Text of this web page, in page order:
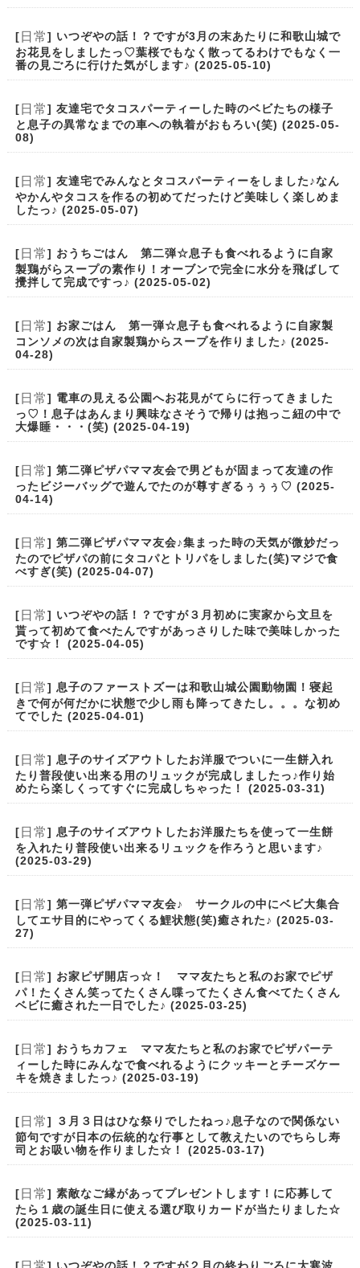
[ 日常] いつぞやの話！？ですが3月の末あたりに和歌山城で
お花見をしましたっ♡葉桜でもなく散ってるわけでもなく一
番の見ごろに行けた気がします♪ (2025-05-10)
[ 日常] 友達宅でタコスパーティーした時のベビたちの様子
と息子の異常なまでの車への執着がおもろい(笑) (2025-05-
08)
[ 日常] 友達宅でみんなとタコスパーティーをしました♪なん
やかんやタコスを作るの初めてだったけど美味しく楽しめま
したっ♪ (2025-05-07)
[ 日常] おうちごはん 第二弾☆息子も食べれるように自家
製鶏がらスープの素作り！オーブンで完全に水分を飛ばして
攪拌して完成ですっ♪ (2025-05-02)
[ 日常] お家ごはん 第一弾☆息子も食べれるように自家製
コンソメの次は自家製鶏からスープを作りました♪ (2025-
04-28)
[ 日常] 電車の見える公園へお花見がてらに行ってきました
っ♡！息子はあんまり興味なさそうで帰りは抱っこ紐の中で
大爆睡・・・(笑) (2025-04-19)
[ 日常] 第二弾ピザパママ友会で男どもが固まって友達の作
ったビジーバッグで遊んでたのが尊すぎるぅぅぅ♡ (2025-
04-14)
[ 日常] 第二弾ピザパママ友会♪集まった時の天気が微妙だっ
たのでピザパの前にタコパとトリパをしました(笑)マジで食
べすぎ(笑) (2025-04-07)
[ 日常] いつぞやの話！？ですが３月初めに実家から文旦を
貰って初めて食べたんですがあっさりした味で美味しかった
です☆！ (2025-04-05)
[ 日常] 息子のファーストズーは和歌山城公園動物園！寝起
きで何が何だかに状態で少し雨も降ってきたし。。。な初め
てでした (2025-04-01)
[ 日常] 息子のサイズアウトしたお洋服でついに一生餅入れ
たり普段使い出来る用のリュックが完成しましたっ♪作り始
めたら楽しくってすぐに完成しちゃった！ (2025-03-31)
[ 日常] 息子のサイズアウトしたお洋服たちを使って一生餅
を入れたり普段使い出来るリュックを作ろうと思います♪
(2025-03-29)
[ 日常] 第一弾ピザパママ友会♪ サークルの中にベビ大集合
してエサ目的にやってくる鯉状態(笑)癒された♪ (2025-03-
27)
[ 日常] お家ピザ開店っ☆！ ママ友たちと私のお家でピザ
パ！たくさん笑ってたくさん喋ってたくさん食べてたくさん
ベビに癒された一日でした♪ (2025-03-25)
[ 日常] おうちカフェ ママ友たちと私のお家でピザパーテ
ィーした時にみんなで食べれるようにクッキーとチーズケー
キを焼きましたっ♪ (2025-03-19)
[ 日常] ３月３日はひな祭りでしたねっ♪息子なので関係ない
節句ですが日本の伝統的な行事として教えたいのでちらし寿
司とお吸い物を作りました☆！ (2025-03-17)
[ 日常] 素敵なご縁があってプレゼントします！に応募して
たら１歳の誕生日に使える選び取りカードが当たりました☆
(2025-03-11)